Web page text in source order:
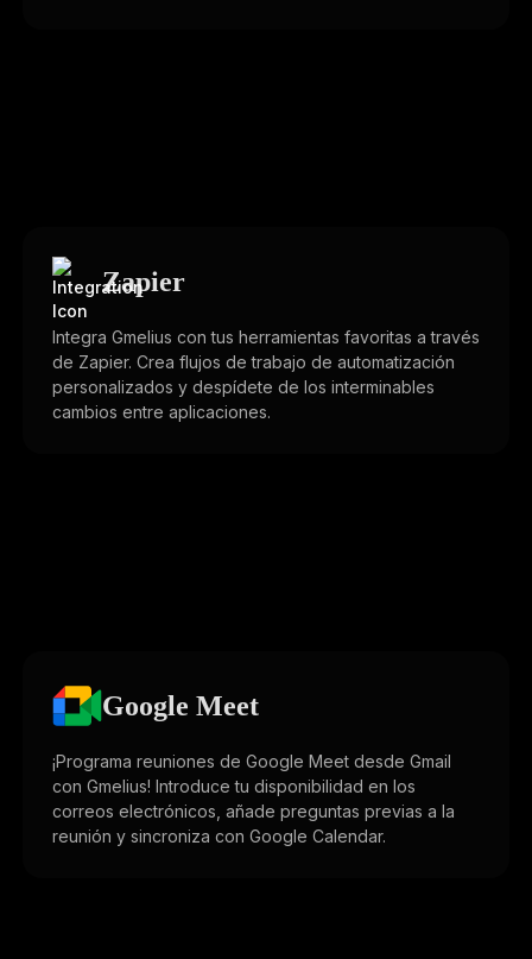
Zapier
Integra Gmelius con tus herramientas favoritas a través
de Zapier. Crea flujos de trabajo de automatización
personalizados y despídete de los interminables
cambios entre aplicaciones.
Google Meet
¡Programa reuniones de Google Meet desde Gmail
con Gmelius! Introduce tu disponibilidad en los
correos electrónicos, añade preguntas previas a la
reunión y sincroniza con Google Calendar.